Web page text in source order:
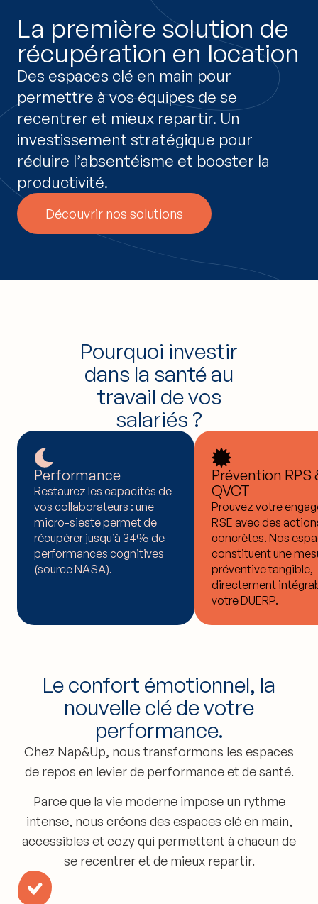
La première solution de
récupération en location
Des espaces clé en main pour
permettre à vos équipes de se
recentrer et mieux repartir. Un
investissement stratégique pour
réduire l’absentéisme et booster la
productivité.
Découvrir nos solutions
Pourquoi investir
dans la santé au
travail de vos
salariés ?
Performance
Restaurez les capacités de
vos collaborateurs : une
micro-sieste permet de
récupérer jusqu’à 34% de
performances cognitives
(source NASA).
Prévention RPS
QVCT
Prouvez votre
RSE avec des
concrètes. Nos
constituent une
préventive tangible,
directement
votre DUERP.
Le confort émotionnel, la
nouvelle clé de votre
performance.
Chez Nap&Up, nous transformons les espaces
de repos en levier de performance et de santé.
Parce que la vie moderne impose un rythme
intense, nous créons des espaces clé en main,
accessibles et cozy qui permettent à chacun de
se recentrer et de mieux repartir.